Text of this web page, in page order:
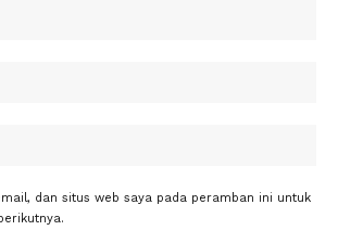
dan situs web saya pada peramban ini untuk